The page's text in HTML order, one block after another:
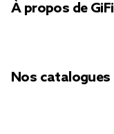
À propos de GiFi
Nos catalogues